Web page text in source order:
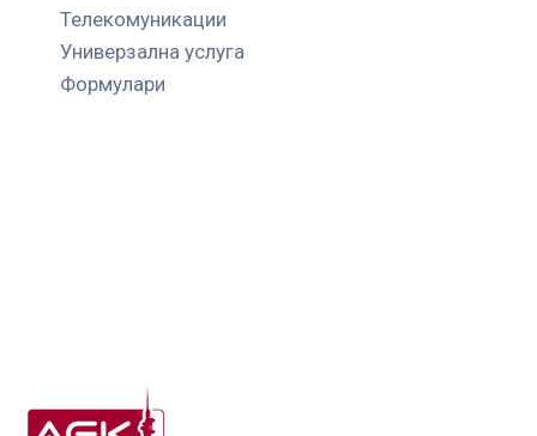
Телекомуникации
Универзална услуга
Формулари